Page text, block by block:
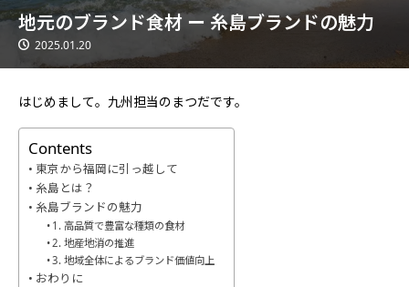
地元のブランド食材 ー 糸島ブランドの魅力
2025.01.20
はじめまして。九州担当のまつだです。
Contents
東京から福岡に引っ越して
糸島とは？
糸島ブランドの魅力
1. 高品質で豊富な種類の食材
2. 地産地消の推進
3. 地域全体によるブランド価値向上
おわりに